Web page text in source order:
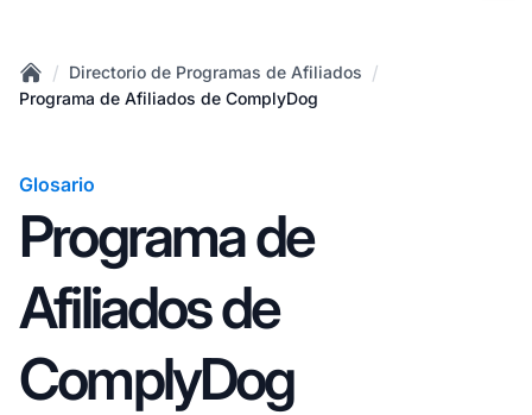
Home
/ Directorio de Programas de Afiliados /
Programa de Afiliados de ComplyDog
Glosario
Programa de
Afiliados de
ComplyDog